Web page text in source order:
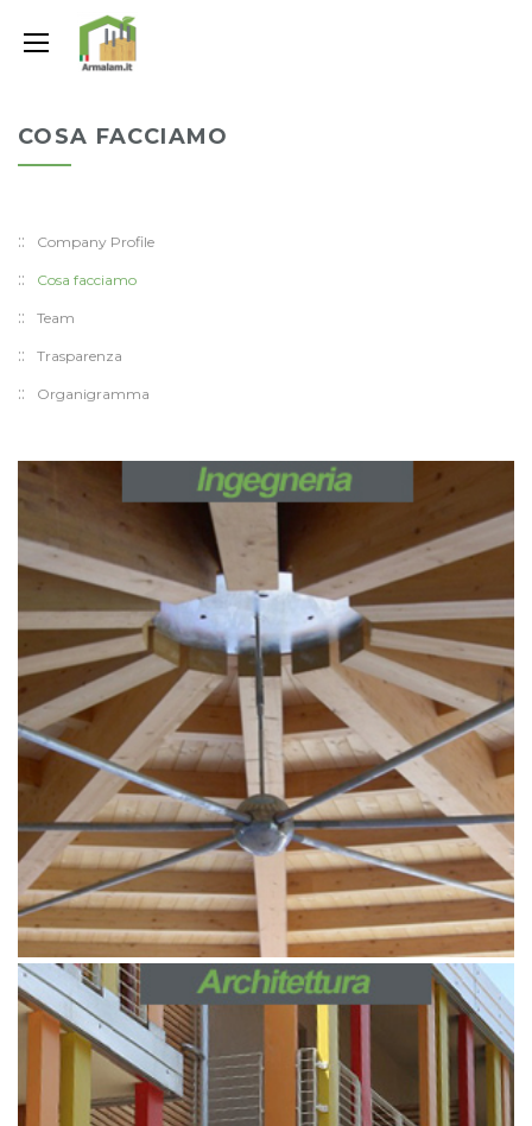
COSA FACCIAMO
Company Profile
Cosa facciamo
Team
Trasparenza
Organigramma
Aprile 9, 2019
Ingegneria